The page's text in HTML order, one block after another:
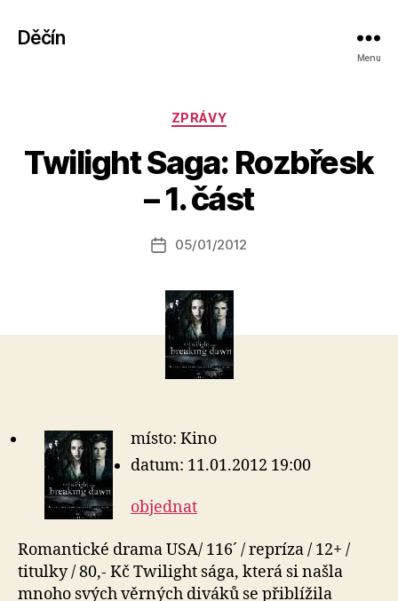
Děčín
Menu
Rubriky
ZPRÁVY
Twilight Saga: Rozbřesk
– 1. část
Autor
příspěvku
A
o
a
Datum
05/01/2012
místo: Kino
datum: 11.01.2012 19:00
objednat
Romantické drama USA/ 116´ / repríza / 12+ /
titulky / 80,- Kč Twilight sága, která si našla
mnoho svých věrných diváků se přiblížila